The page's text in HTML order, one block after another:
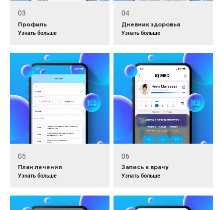
03
Профиль
Узнать больше
04
Дневник здоровья
Узнать больше
05
План лечения
Узнать больше
06
Запись к врачу
Узнать больше